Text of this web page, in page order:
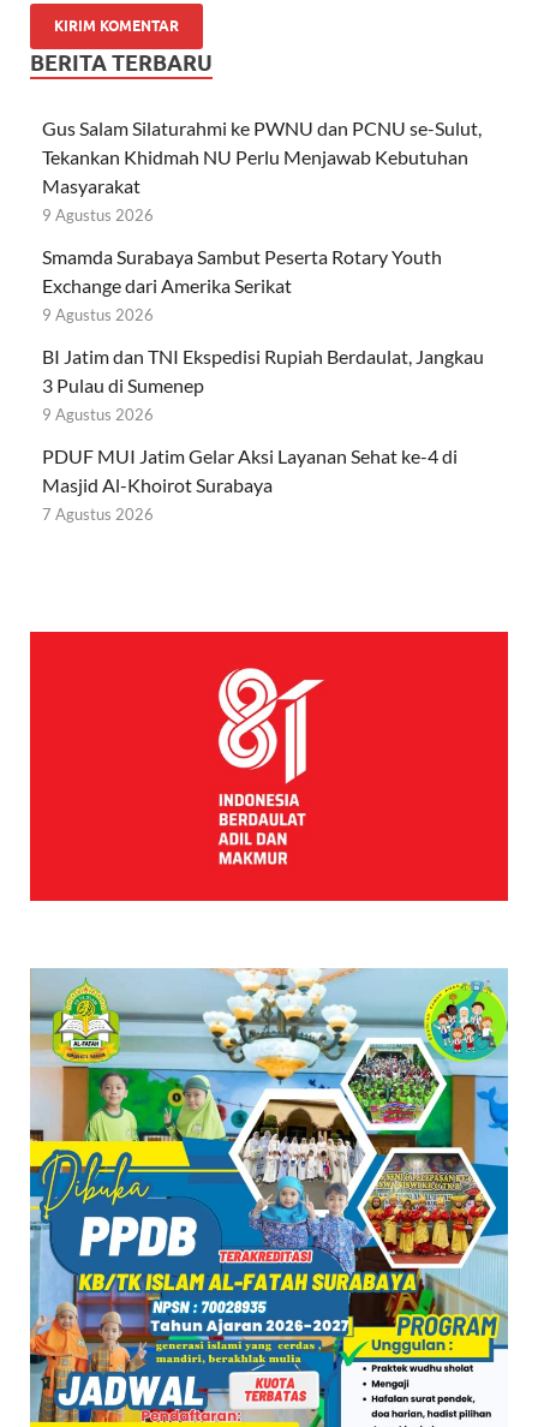
BERITA TERBARU
Gus Salam Silaturahmi ke PWNU dan PCNU se-Sulut,
Tekankan Khidmah NU Perlu Menjawab Kebutuhan
Masyarakat
9 Agustus 2026
Smamda Surabaya Sambut Peserta Rotary Youth
Exchange dari Amerika Serikat
9 Agustus 2026
BI Jatim dan TNI Ekspedisi Rupiah Berdaulat, Jangkau
3 Pulau di Sumenep
9 Agustus 2026
PDUF MUI Jatim Gelar Aksi Layanan Sehat ke-4 di
Masjid Al-Khoirot Surabaya
7 Agustus 2026